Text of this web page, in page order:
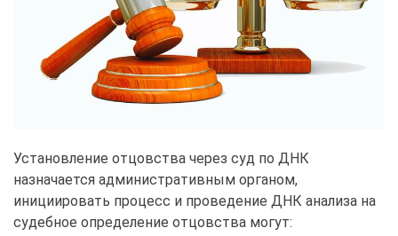
Установление отцовства через суд по ДНК
назначается административным органом,
инициировать процесс и проведение ДНК анализа на
судебное определение отцовства могут: